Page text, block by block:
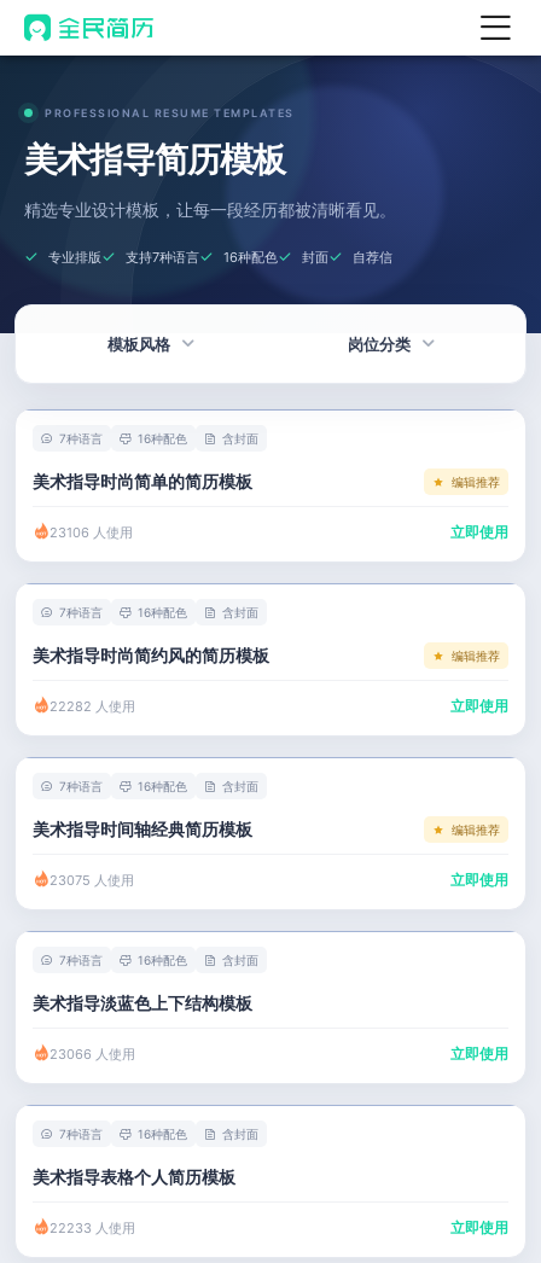
AI 生成简历
AI 优化简历
AI 翻译简历
AI 诊断简历
AI 模拟面试
AI 职场工具 New
简历模板
PROFESSIONAL RESUME TEMPLATES
美术指导简历模板
精选专业设计模板，让每一段经历都被清晰看见。
专业排版 支持7种语言 16种配色 封面 自荐信
模板风格
简洁
应届生
左右分栏
考研复试
岗位分类
产品 / 设计
金融 / 汽车
市场 / 运营
人事 / 行政
7种语言 16种配色 含封面
美术指导时尚简单的简历模板 编辑推荐
23106 人使用 立即使用
7种语言 16种配色 含封面
美术指导时尚简约风的简历模板 编辑推荐
22282 人使用 立即使用
7种语言 16种配色 含封面
美术指导时间轴经典简历模板 编辑推荐
23075 人使用 立即使用
7种语言 16种配色 含封面
美术指导淡蓝色上下结构模板
23066 人使用 立即使用
7种语言 16种配色 含封面
美术指导表格个人简历模板
22233 人使用 立即使用